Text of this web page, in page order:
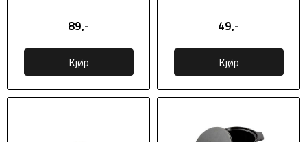
89,-
Kjøp
49,-
Kjøp